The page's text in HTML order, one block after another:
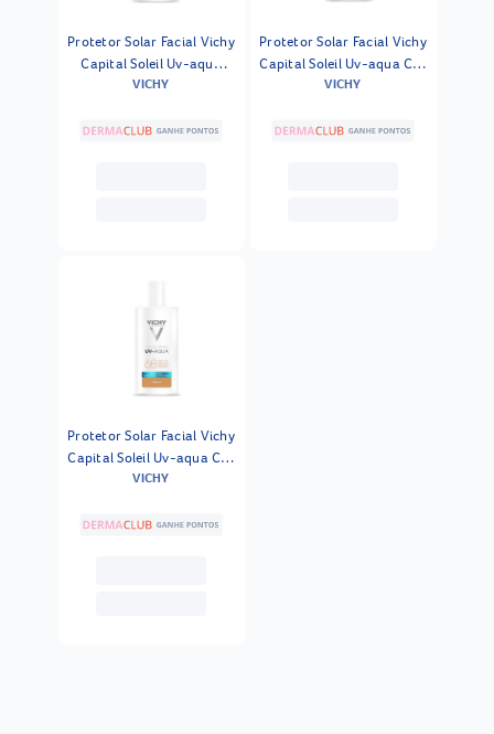
Protetor Solar Facial Vichy
Capital Soleil Uv-aqua
Sem Cor Fps60 40ml
VICHY
Protetor Solar Facial Vichy
Capital Soleil Uv-aqua Cor
2 Fps60 40ml
VICHY
Protetor Solar Facial Vichy
Capital Soleil Uv-aqua Cor
4 Fps60 40ml
VICHY